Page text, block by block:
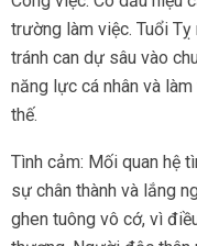
trường làm việc. Tuổi
tránh can dự sâu vào
năng lực cá nhân và
thế.
Tình cảm: Mối quan hệ
sự chân thành và lắng
ghen tuông vô cớ, vì